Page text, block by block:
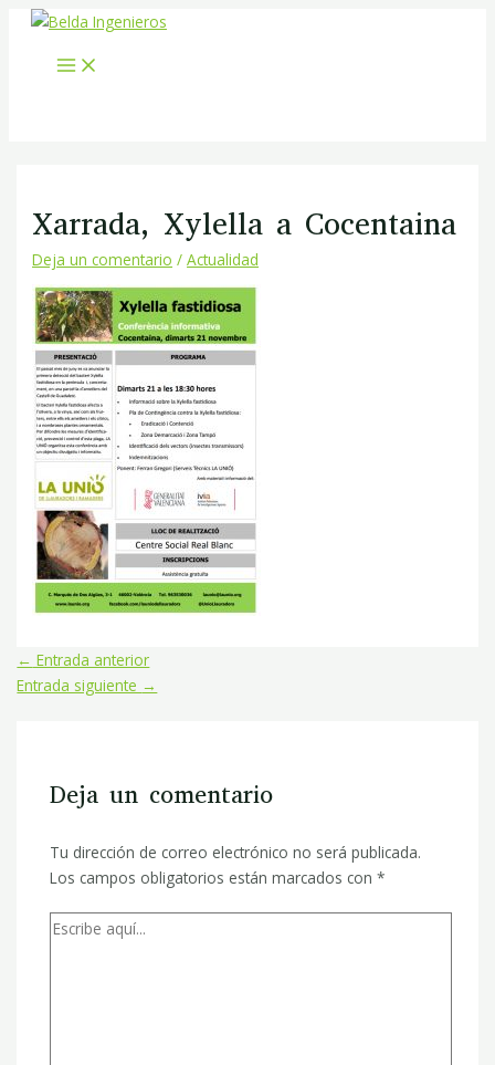
contenido
MENU
Xarrada, Xylella a Cocentaina
Deja un comentario /Actualidad
Navegación
entradas
← Entrada anterior
Entrada siguiente →
Deja un comentario
Tu dirección de correo electrónico no será publicada.
Los campos obligatorios están marcados con *
Escribe
aquí...
Nombre*
Correo
electrónico*
Web